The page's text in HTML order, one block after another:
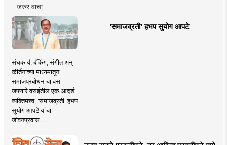
जरुर वाचा
'समाजव्रती' हभप सुयोग आपटे
संघकार्य, बँकिंग, संगीत अन्
कीर्तनाच्या माध्यमातून
समाजप्रबोधनाचा वसा
जपणारे वसईतील एक आदर्श
व्यक्तिमत्त्व, 'समाजव्रती' हभप
सुयोग आपटे यांचा
जीवनप्रवास.....